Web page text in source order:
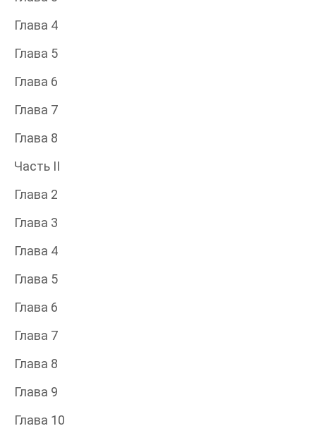
Глава 4
Глава 5
Глава 6
Глава 7
Глава 8
Часть II
Глава 2
Глава 3
Глава 4
Глава 5
Глава 6
Глава 7
Глава 8
Глава 9
Глава 10